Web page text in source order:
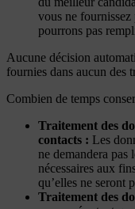
vous ne fournissez
pourrons pas
Aucune décision
fournies dans aucun des
Combien de temps
Traitement des
contacts : Les
ne demandera pas
nécessaires aux
qu’elles ne seront
Traitement des